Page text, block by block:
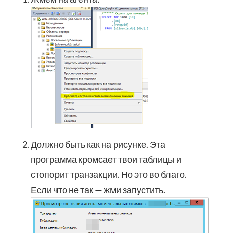
Должно быть как на рисунке. Эта
программа кромсает твои таблицы и
стопорит транзакции. Но это во благо.
Если что не так — жми запустить.